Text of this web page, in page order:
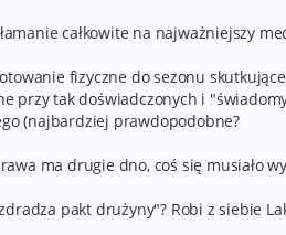
całkowite na najważniejszy
fizyczne do sezonu
przy tak doświadczonych i
(najbardziej prawdopodobne?
ma drugie dno, coś się musiało
pakt drużyny"? Robi z siebie